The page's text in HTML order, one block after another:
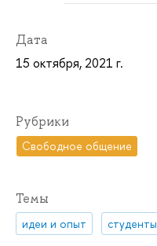
Дата
15 октября, 2021 г.
Рубрики
Свободное общение
Темы
идеи и опыт студенты